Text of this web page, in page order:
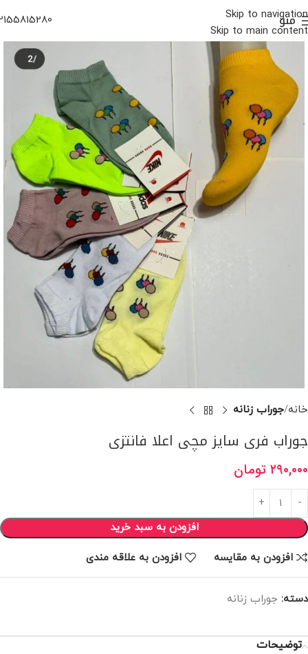
Skip to navigation
Skip to main content
منو
خانه جوراب زنانه
جوراب فری سایز مچی اعلا فانتزی
۲۹۰,۰۰۰ تومان
افزودن به سبد خرید
افزودن به مقایسه افزودن به علاقه مندی
دسته: جوراب زنانه
توضیحات